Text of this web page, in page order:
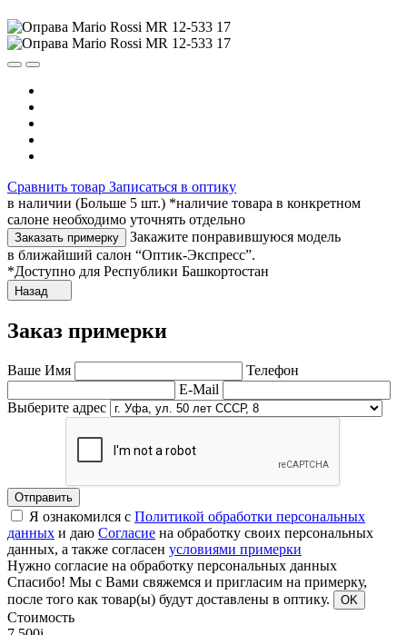
Сравнить товар Записаться в оптику
в наличии (Больше 5 шт.) *наличие товара в конкретном
салоне необходимо уточнять отдельно
Заказать примерку
Закажите понравившуюся модель
в ближайший салон “Оптик-Экспресс”.
*Доступно для Республики Башкортостан
Назад
Заказ примерки
Ваше Имя
Телефон
E-Mail
Выберите адрес
Отправить
Я ознакомился с Политикой обработки персональных
данных и даю Согласие на обработку своих персональных
данных, а также согласен условиями примерки
Нужно согласие на обработку персональных данных
Спасибо! Мы с Вами свяжемся и пригласим на примерку,
после того как товар(ы) будут доставлены в оптику.
OK
Стоимость